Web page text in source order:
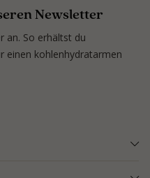
Newsletter
an. So erhältst du
einen kohlenhydratarmen